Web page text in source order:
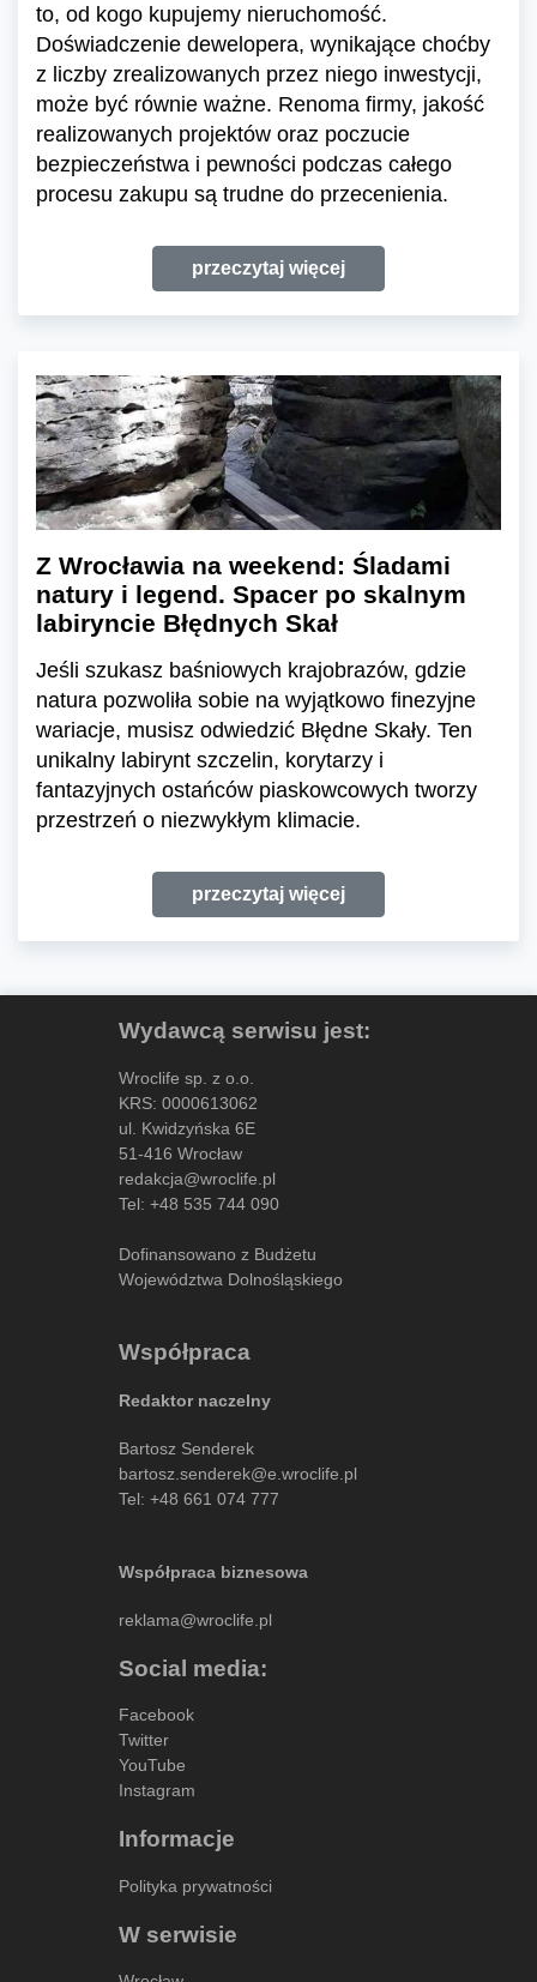
to, od kogo kupujemy nieruchomość.
Doświadczenie dewelopera, wynikające choćby
z liczby zrealizowanych przez niego inwestycji,
może być równie ważne. Renoma firmy, jakość
realizowanych projektów oraz poczucie
bezpieczeństwa i pewności podczas całego
procesu zakupu są trudne do przecenienia.
przeczytaj więcej
Z Wrocławia na weekend: Śladami
natury i legend. Spacer po skalnym
labiryncie Błędnych Skał
Jeśli szukasz baśniowych krajobrazów, gdzie
natura pozwoliła sobie na wyjątkowo finezyjne
wariacje, musisz odwiedzić Błędne Skały. Ten
unikalny labirynt szczelin, korytarzy i
fantazyjnych ostańców piaskowcowych tworzy
przestrzeń o niezwykłym klimacie.
przeczytaj więcej
Wydawcą serwisu jest:
Wroclife sp. z o.o.
KRS: 0000613062
ul. Kwidzyńska 6E
51-416 Wrocław
redakcja@wroclife.pl
Tel: +48 535 744 090
Dofinansowano z Budżetu
Województwa Dolnośląskiego
Współpraca
Redaktor naczelny
Bartosz Senderek
bartosz.senderek@e.wroclife.pl
Tel: +48 661 074 777
Współpraca biznesowa
reklama@wroclife.pl
Social media:
Facebook
Twitter
YouTube
Instagram
Informacje
Polityka prywatności
W serwisie